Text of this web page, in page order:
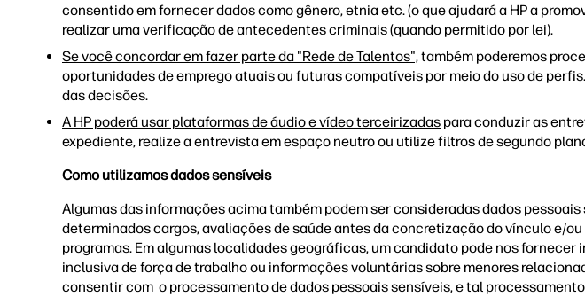
consentido em fornecer dados como gênero, etnia etc. (o que ajudará a HP a
realizar uma verificação de antecedentes criminais (quando permitido por lei).
Se você concordar em fazer parte da "Rede de Talentos",também poderemos
oportunidades de emprego atuais ou futuras compatíveis por meio do uso de
das decisões.
A HP poderá usar plataformas de áudio e vídeo terceirizadas para conduzir as
expediente, realize a entrevista em espaço neutro ou utilize filtros de segundo
Como utilizamos dados sensíveis
Algumas das informações acima também podem ser consideradas dados
determinados cargos, avaliações de saúde antes da concretização do vínculo e/
programas. Em algumas localidades geográficas, um candidato pode nos
inclusiva de força de trabalho ou informações voluntárias sobre menores
consentir com o processamento de dados pessoais sensíveis, e tal